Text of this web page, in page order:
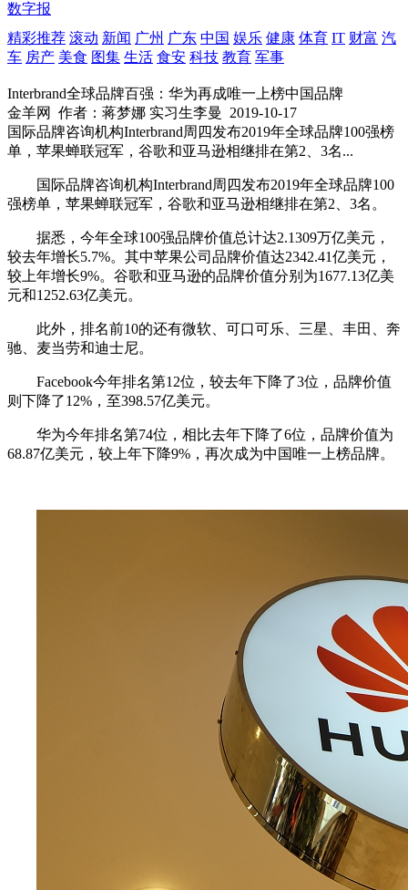
数字报
精彩推荐 滚动 新闻 广州 广东 中国 娱乐 健康 体育 IT 财富 汽
车 房产 美食 图集 生活 食安 科技 教育 军事
Interbrand全球品牌百强：华为再成唯一上榜中国品牌
金羊网
作者：蒋梦娜 实习生李曼
2019-10-17
国际品牌咨询机构Interbrand周四发布2019年全球品牌100强榜
单，苹果蝉联冠军，谷歌和亚马逊相继排在第2、3名...
国际品牌咨询机构Interbrand周四发布2019年全球品牌100
强榜单，苹果蝉联冠军，谷歌和亚马逊相继排在第2、3名。
据悉，今年全球100强品牌价值总计达2.1309万亿美元，
较去年增长5.7%。其中苹果公司品牌价值达2342.41亿美元，
较上年增长9%。谷歌和亚马逊的品牌价值分别为1677.13亿美
元和1252.63亿美元。
此外，排名前10的还有微软、可口可乐、三星、丰田、奔
驰、麦当劳和迪士尼。
Facebook今年排名第12位，较去年下降了3位，品牌价值
则下降了12%，至398.57亿美元。
华为今年排名第74位，相比去年下降了6位，品牌价值为
68.87亿美元，较上年下降9%，再次成为中国唯一上榜品牌。